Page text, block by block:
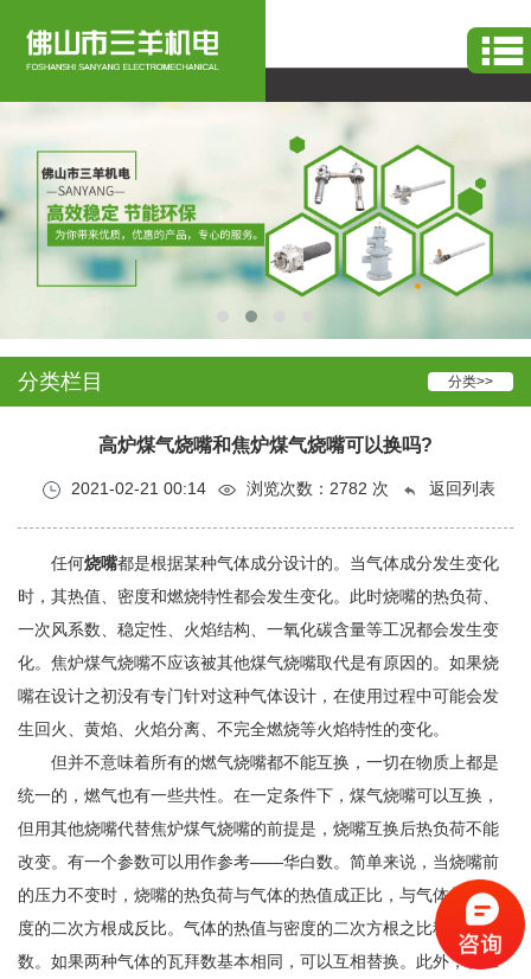
分类栏目 分类>>
高炉煤气烧嘴和焦炉煤气烧嘴可以换吗?
2021-02-21 00:14 浏览次数： 2782 次 返回列表
任何烧嘴都是根据某种气体成分设计的。当气体成分发生变化
时，其热值、密度和燃烧特性都会发生变化。此时烧嘴的热负荷、
一次风系数、稳定性、火焰结构、一氧化碳含量等工况都会发生变
化。焦炉煤气烧嘴不应该被其他煤气烧嘴取代是有原因的。如果烧
嘴在设计之初没有专门针对这种气体设计，在使用过程中可能会发
生回火、黄焰、火焰分离、不完全燃烧等火焰特性的变化。
但并不意味着所有的燃气烧嘴都不能互换，一切在物质上都是
统一的，燃气也有一些共性。在一定条件下，煤气烧嘴可以互换，
但用其他烧嘴代替焦炉煤气烧嘴的前提是，烧嘴互换后热负荷不能
改变。有一个参数可以用作参考——华白数。简单来说，当烧嘴前
的压力不变时，烧嘴的热负荷与气体的热值成正比，与气体相对密
度的二次方根成反比。气体的热值与密度的二次方根之比称为柏华
数。如果两种气体的瓦拜数基本相同，可以互相替换。此外，在工